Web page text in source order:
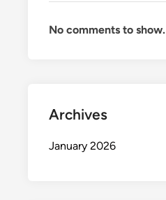
No comments to show.
Archives
January 2026